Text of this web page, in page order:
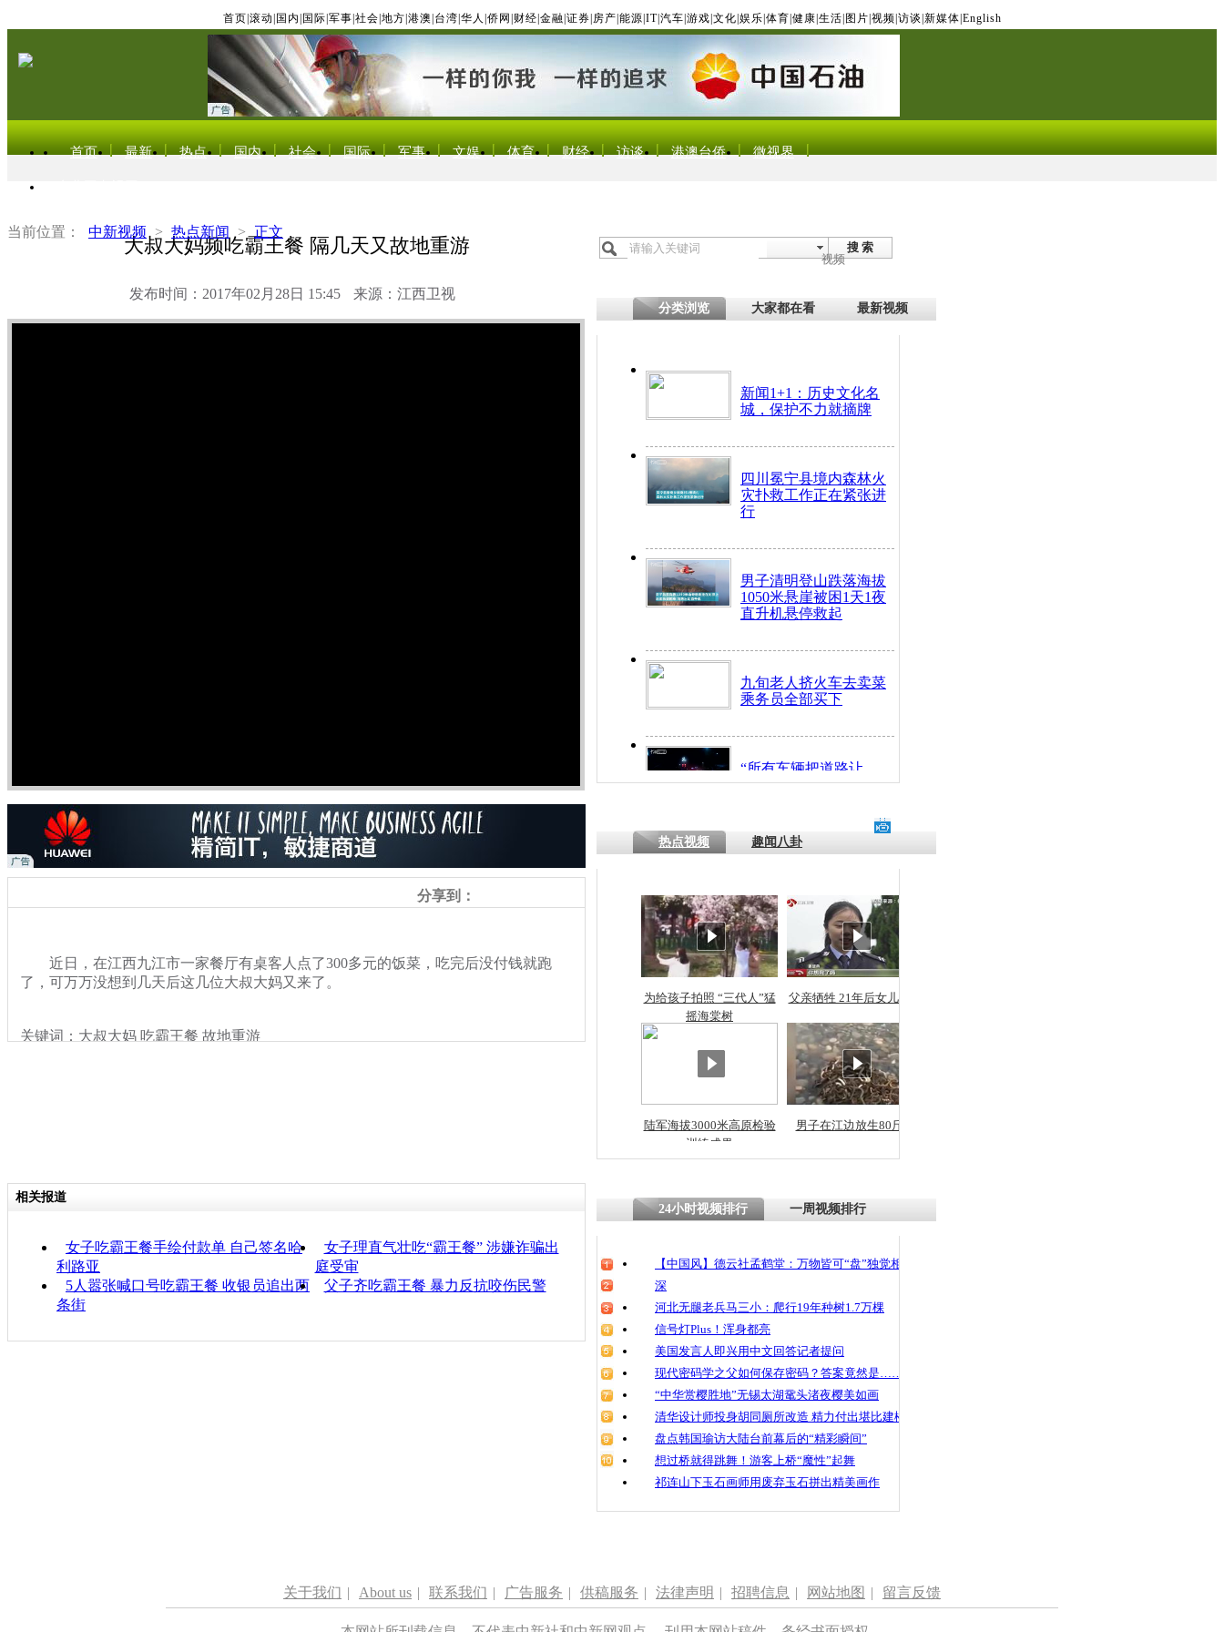
首页 滚动 国内 国际 军事 社会 地方 港澳 台湾 华人 侨网 财经 金融 证券 房产 能源 IT| 汽车 游戏 文化 娱乐 体育 健康 生活 图片 视频 访谈 新媒体 English
首页 最新 热点 国内 社会 国际 军事 文娱 体育 财经 访谈 港澳台侨 微视界
当前位置： 中新视频 > 热点新闻 > 正文
大叔大妈频吃霸王餐 隔几天又故地重游
发布时间：2017年02月28日 15:45 来源：江西卫视
搜 索
视频
分类浏览 大家都在看 最新视频
新闻1+1：历史文化名
城，保护不力就摘牌
四川冕宁县境内森林火
灾扑救工作正在紧张进
行
男子清明登山跌落海拔
1050米悬崖被困1天1夜
直升机悬停救起
九旬老人挤火车去卖菜
乘务员全部买下
“所有车辆把道路让
开！”儿童突发疾病交
探访传承四千年传统习
俗：近万民众为娥皇女
英省亲送行
小伙骑车逆行被查情绪
崩溃 网上回答崩溃原
四川兴文苗乡上万人欢
魂
大叔大妈频吃霸王餐
分享到：
近日，在江西九江市一家餐厅有桌客人点了300多元的饭菜，吃完后没付钱就跑
了，可万万没想到几天后这几位大叔大妈又来了。
关键词：大叔大妈 吃霸王餐 故地重游
热点视频 趣闻八卦
为给孩子拍照 “三代人”猛
摇海棠树
父亲牺牲 21年后女儿从警
陆军海拔3000米高原检验
训练成果
男子在江边放生80斤蛇
相关报道
女子吃霸王餐手绘付款单 自己签名哈
利路亚
女子理直气壮吃“霸王餐” 涉嫌诈骗出
庭受审
5人嚣张喊口号吃霸王餐 收银员追出两
条街
父子齐吃霸王餐 暴力反抗咬伤民警
24小时视频排行 一周视频排行
【中国风】德云社孟鹤堂：万物皆可“盘”独觉相声
深
河北无腿老兵马三小：爬行19年种树1.7万棵
信号灯Plus！浑身都亮
美国发言人即兴用中文回答记者提问
现代密码学之父如何保存密码？答案竟然是……
“中华赏樱胜地”无锡太湖鼋头渚夜樱美如画
清华设计师投身胡同厕所改造 精力付出堪比建楼
盘点韩国瑜访大陆台前幕后的“精彩瞬间”
想过桥就得跳舞！游客上桥“魔性”起舞
祁连山下玉石画师用废弃玉石拼出精美画作
关于我们 | About us | 联系我们 | 广告服务 | 供稿服务 | 法律声明 | 招聘信息 | 网站地图 | 留言反馈